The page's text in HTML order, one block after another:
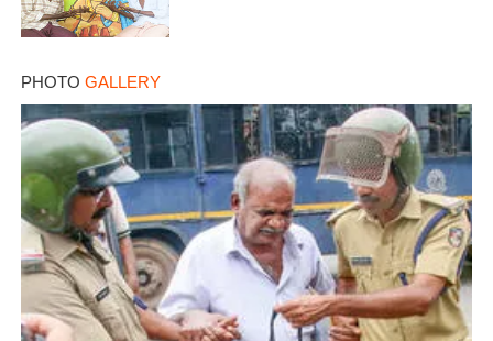
PHOTO GALLERY